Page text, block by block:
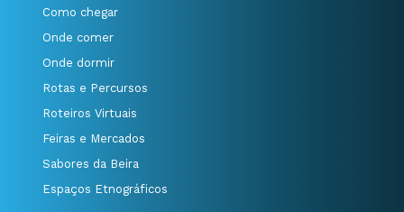
Como chegar
Onde comer
Onde dormir
Rotas e Percursos
Roteiros Virtuais
Feiras e Mercados
Sabores da Beira
Espaços Etnográficos